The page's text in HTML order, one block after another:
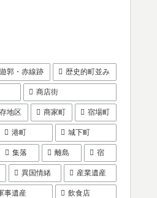
遊郭・赤線跡 歴史的町並み
商店街
地区 商家町 宿場町
港町 城下町
集落 離島 宿
異国情緒 産業遺産
事遺産 飲食店